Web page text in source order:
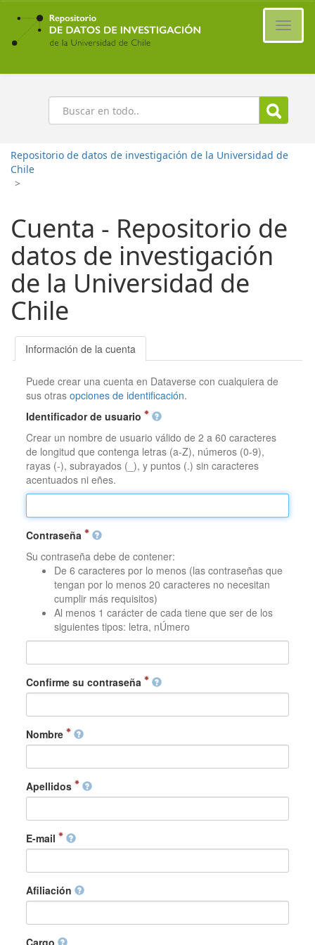
Ir
contenido
principal
Buscar
Repositorio de datos de investigación de la Universidad de
Chile
>
Cuenta - Repositorio de
datos de investigación
de la Universidad de
Chile
Información de la cuenta
Puede crear una cuenta en Dataverse con cualquiera de
sus otrasopciones de identificación.
Identificador de usuario
Crear un nombre de usuario válido de 2 a 60 caracteres
de longitud que contenga letras (a-Z), números (0-9),
rayas (-), subrayados (_), y puntos (.) sin caracteres
acentuados ni eñes.
Contraseña
Su contraseña debe de contener:
De 6 caracteres por lo menos (las contraseñas que
tengan por lo menos 20 caracteres no necesitan
cumplir más requisitos)
Al menos 1 carácter de cada tiene que ser de los
siguientes tipos: letra, nÚmero
Confirme su contraseña
Nombre
Apellidos
E-mail
Afiliación
Cargo